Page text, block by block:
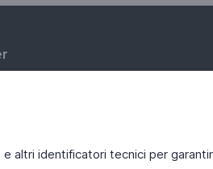
altri identificatori tecnici per